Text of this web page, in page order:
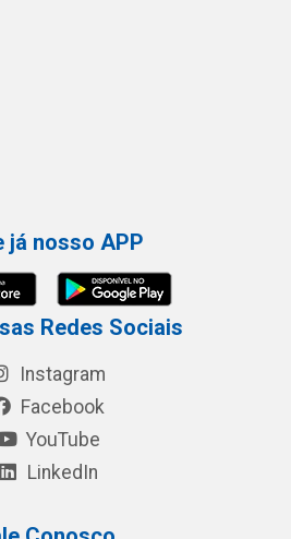
já nosso APP
Redes Sociais
Instagram
Facebook
YouTube
LinkedIn